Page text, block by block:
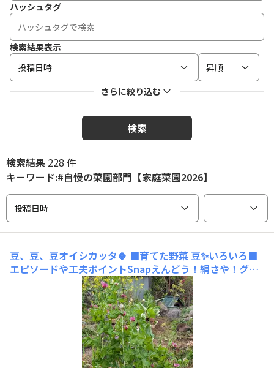
ハッシュタグ
検索結果表示
投稿日時
昇順
さらに絞り込む
検索
検索結果 228 件
キーワード:#自慢の菜園部門【家庭菜園2026】
投稿日時
豆、豆、豆オイシカッタ🍀 ​■育てた野菜 豆✨️いろいろ■
エピソードや工夫ポイントSnapえんどう！絹さや！グリ
ーンピース🙆ワンサカ育ちお友達にも分けましたぁ🍀※選
定の参考にさせていただきますので必ずご入力くださ
い ■使用した商品名（商品タグでどの商品かわからない
場合はこちらに商品名を入力してください）野